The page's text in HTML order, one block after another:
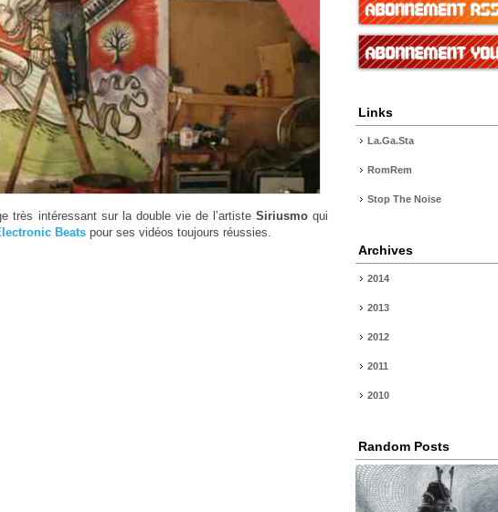
très intéressant sur la double vie de l’artiste Siriusmoqui
Beats pour ses vidéos toujours réussies.
Links
La.Ga.Sta
RomRem
Stop The Noise
Archives
2014
2013
2012
2011
2010
Random Posts